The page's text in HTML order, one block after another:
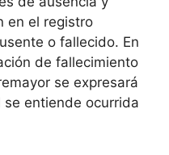
en el registro
o fallecido. En
de fallecimiento
se expresará
entiende ocurrida